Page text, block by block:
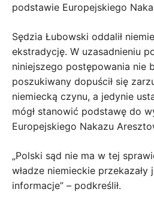
podstawie Europejskiego
Sędzia Łubowski oddalił
ekstradycję. W uzasadnieniu
niniejszego postępowania nie
poszukiwany dopuścił się
niemiecką czynu, a jedynie
mógł stanowić podstawę do
Europejskiego Nakazu
„Polski sąd nie ma w tej
władze niemieckie
informacje” – podkreślił.